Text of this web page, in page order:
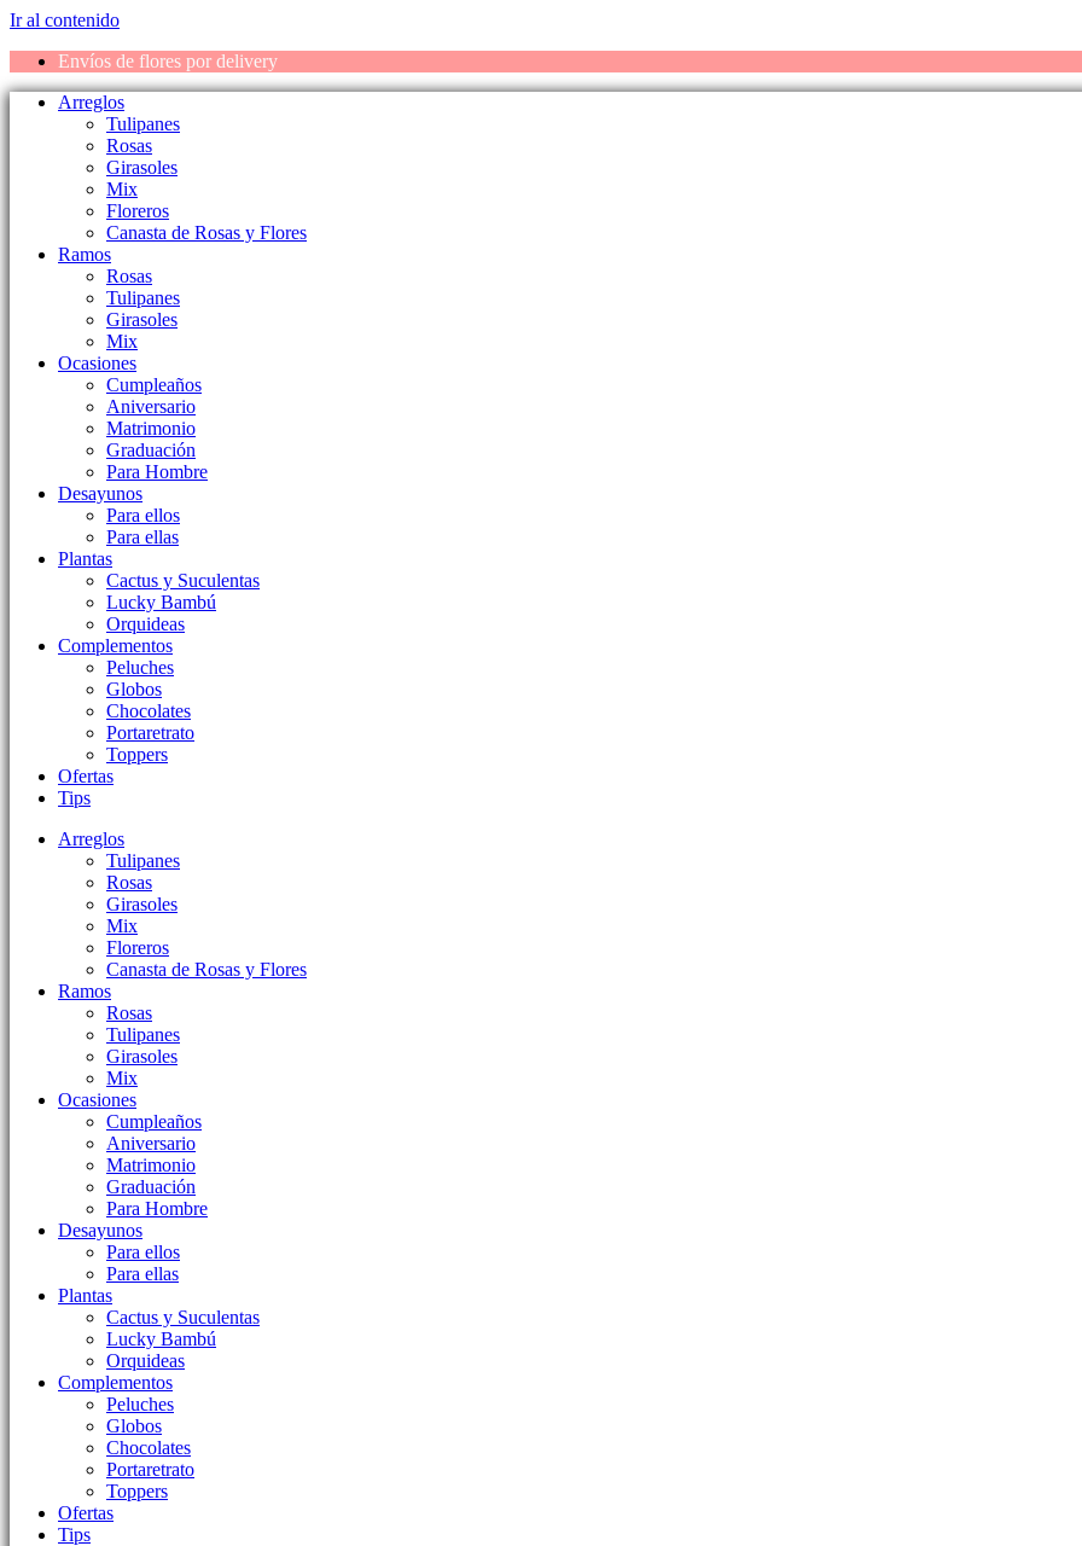
Ir al contenido
Envíos de flores por delivery
Arreglos
Tulipanes
Rosas
Girasoles
Mix
Floreros
Canasta de Rosas y Flores
Ramos
Rosas
Tulipanes
Girasoles
Mix
Ocasiones
Cumpleaños
Aniversario
Matrimonio
Graduación
Para Hombre
Desayunos
Para ellos
Para ellas
Plantas
Cactus y Suculentas
Lucky Bambú
Orquideas
Complementos
Peluches
Globos
Chocolates
Portaretrato
Toppers
Ofertas
Tips
Arreglos
Tulipanes
Rosas
Girasoles
Mix
Floreros
Canasta de Rosas y Flores
Ramos
Rosas
Tulipanes
Girasoles
Mix
Ocasiones
Cumpleaños
Aniversario
Matrimonio
Graduación
Para Hombre
Desayunos
Para ellos
Para ellas
Plantas
Cactus y Suculentas
Lucky Bambú
Orquideas
Complementos
Peluches
Globos
Chocolates
Portaretrato
Toppers
Ofertas
Tips